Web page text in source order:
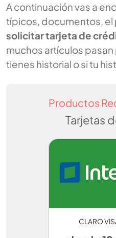
A continuación vas a
típicos, documentos, el
solicitar tarjeta de
muchos artículos
tienes historial o si tu
Productos
Tarjetas
CLARO